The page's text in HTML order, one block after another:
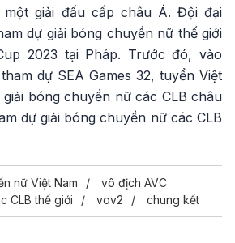
giải đấu cấp châu Á. Đội đại
dự giải bóng chuyền nữ thế giới
2023 tại Pháp. Trước đó, vào
dự SEA Games 32, tuyển Việt
bóng chuyền nữ các CLB châu
dự giải bóng chuyền nữ các CLB
nữ Việt Nam
vô địch AVC
CLB thế giới vov2 chung kết